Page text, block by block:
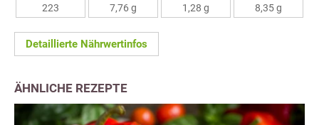
223
7,76 g
1,28 g
8,35 g
Detaillierte Nährwertinfos
ÄHNLICHE REZEPTE